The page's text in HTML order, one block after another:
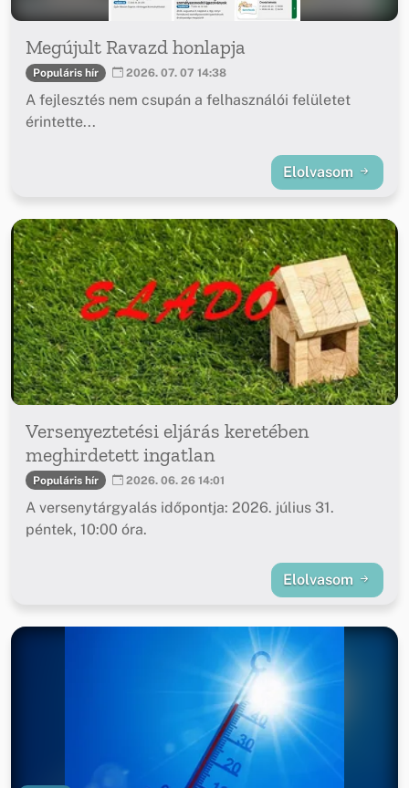
Megújult Ravazd honlapja
Populáris hír 2026. 07. 07 14:38
A fejlesztés nem csupán a felhasználói felületet
érintette...
Elolvasom
Versenyeztetési eljárás keretében
meghirdetett ingatlan
Populáris hír 2026. 06. 26 14:01
A versenytárgyalás időpontja: 2026. július 31.
péntek, 10:00 óra.
Elolvasom